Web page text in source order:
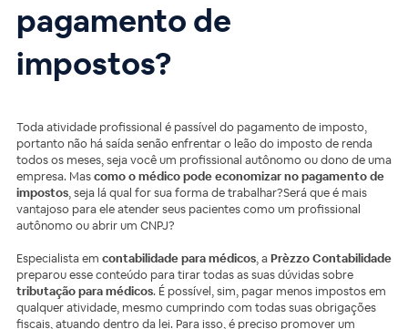
pagamento de
impostos?
Toda atividade profissional é passível do pagamento de imposto,
portanto não há saída senão enfrentar o leão do imposto de renda
todos os meses, seja você um profissional autônomo ou dono de uma
empresa. Mascomo o médico pode economizar no pagamento de
impostos, seja lá qual for sua forma de trabalhar?Será que é mais
vantajoso para ele atender seus pacientes como um profissional
autônomo ou abrir um CNPJ?
Especialista em contabilidade para médicos, aPrèzzo Contabilidade
preparou esse conteúdo para tirar todas as suas dúvidas sobre
tributação para médicos. É possível, sim, pagar menos impostos em
qualquer atividade, mesmo cumprindo com todas suas obrigações
fiscais, atuando dentro da lei. Para isso, é preciso promover um